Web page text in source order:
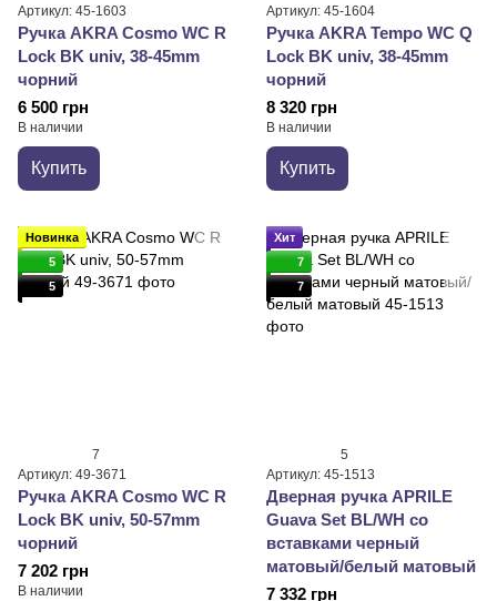
Артикул: 45-1603
Ручка AKRA Cosmo WC R
Lock BK univ, 38-45mm
чорний
6 500 грн
В наличии
Купить
Артикул: 45-1604
Ручка AKRA Tempo WC Q
Lock BK univ, 38-45mm
чорний
8 320 грн
В наличии
Купить
Новинка
5
5
7
Артикул: 49-3671
Ручка AKRA Cosmo WC R
Lock BK univ, 50-57mm
чорний
7 202 грн
В наличии
Хит
7
7
5
Артикул: 45-1513
Дверная ручка APRILE
Guava Set BL/WH со
вставками черный
матовый/белый матовый
7 332 грн